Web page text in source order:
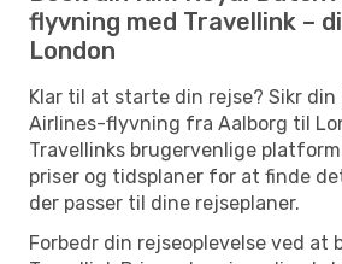
flyvning med Travellink –
London
Klar til at starte din rejse? Sikr din
Airlines-flyvning fra Aalborg til
Travellinks brugervenlige
priser og tidsplaner for at finde
der passer til dine rejseplaner.
Forbedr din rejseoplevelse ved at